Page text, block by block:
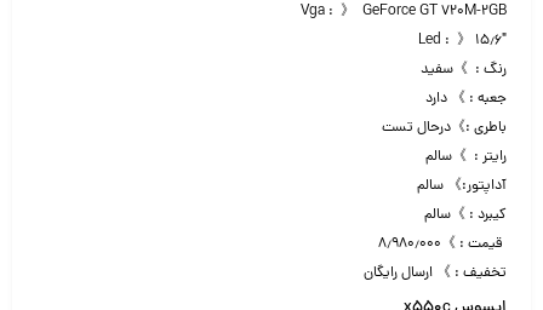
Vga : 》 GeForce GT 720M-2GB
Led : 》 ۱۵٫۶″
رنگ : 》سفید
جعبه : 》 دارد
باطری :》درحال تست
رایتر : 》سالم
آداپتور:》 سالم
کیبرد : 》سالم
قیمت : 》۸٫۹۸۰٫۰۰۰
تخفیف : 》 ارسال رایگان